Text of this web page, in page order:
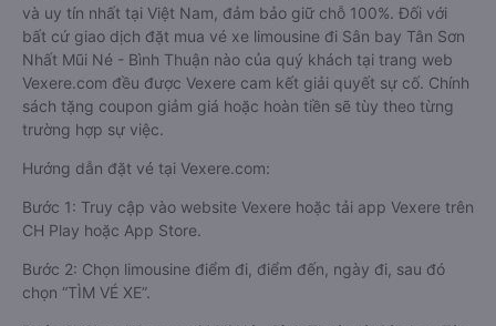
và uy tín nhất tại Việt Nam, đảm bảo giữ chỗ 100%. Đối với
bất cứ giao dịch đặt mua vé xe limousine đi Sân bay Tân Sơn
Nhất Mũi Né - Bình Thuận nào của quý khách tại trang web
Vexere.com đều được Vexere cam kết giải quyết sự cố. Chính
sách tặng coupon giảm giá hoặc hoàn tiền sẽ tùy theo từng
trường hợp sự việc.
Hướng dẫn đặt vé tại Vexere.com:
Bước 1: Truy cập vào website Vexere hoặc tải app Vexere trên
CH Play hoặc App Store.
Bước 2: Chọn limousine điểm đi, điểm đến, ngày đi, sau đó
chọn “TÌM VÉ XE”.